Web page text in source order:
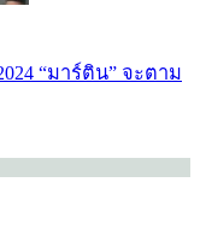
“มาร์ติน” จะตาม